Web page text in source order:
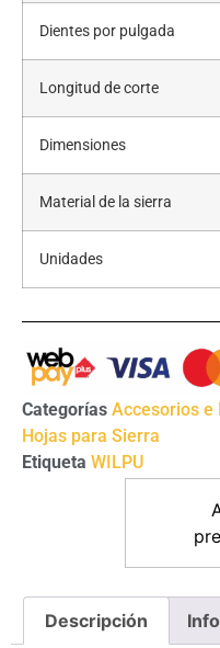
Dientes por pulgada
Longitud de corte
Dimensiones
Material de la sierra
Unidades
Categorías Accesorios e
Hojas para Sierra
Etiqueta WILPU
Descripción